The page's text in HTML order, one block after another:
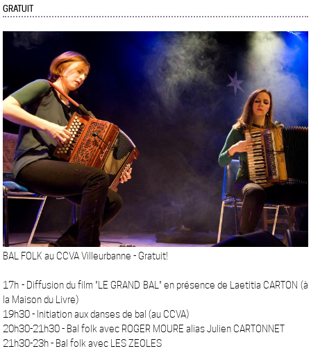
GRATUIT
BAL FOLK au CCVA Villeurbanne - Gratuit!
17h - Diffusion du film "LE GRAND BAL" en présence de Laetitia CARTON (à
la Maison du Livre)
19h30 - Initiation aux danses de bal (au CCVA)
20h30-21h30 - Bal folk avec ROGER MOURE alias Julien CARTONNET
21h30-23h - Bal folk avec LES ZEOLES